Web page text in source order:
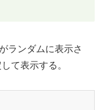
ランダムに表示さ
て表示する。